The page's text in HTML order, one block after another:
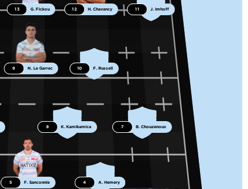
4 A. Hemery
5 F. Sanconnie
7 B. Chouzenoux
8 K. Kamikamica
9 N. Le Garrec 10 F. Russell
11 J. Imhoff
12 H. Chavancy
13 G. Fickou